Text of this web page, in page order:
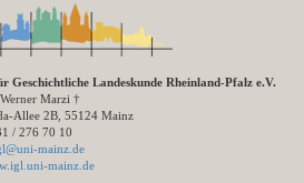
Geschichtliche Landeskunde Rheinland-Pfalz e.V.
Marzi †
Allee 2B, 55124 Mainz
/ 276 70 10
mainz.de
mainz.de